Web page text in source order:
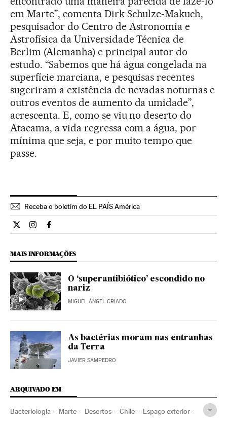
em Marte”, comenta Dirk Schulze-Makuch,
pesquisador do Centro de Astronomia e
Astrofísica da Universidade Técnica de
Berlim (Alemanha) e principal autor do
estudo. “Sabemos que há água congelada na
superfície marciana, e pesquisas recentes
sugeriram a existência de nevadas noturnas e
outros eventos de aumento da umidade”,
acrescenta. E, como se viu no deserto do
Atacama, a vida regressa com a água, por
mínima que seja, e por muito tempo que
passe.
Receba o boletim do EL PAÍS América
Ciencia El País Brasil en Twitter
Ciencia El País Brasil en Instagram
Ciencia El País Brasil en Facebook
MAIS INFORMAÇÕES
O ‘superantibiótico’ escondido no
nariz
MIGUEL ÁNGEL CRIADO
As bactérias moram nas entranhas
da Terra
JAVIER SAMPEDRO
ARQUIVADO EM
Bacteriologia Marte Desertos Chile Espaço exterior